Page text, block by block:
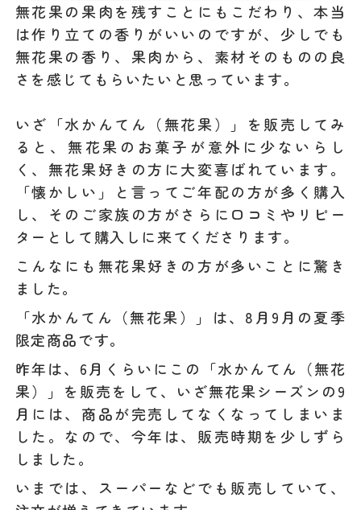
無花果の果肉を残すことにもこだわり、本当
は作り立ての香りがいいのですが、少しでも
無花果の香り、果肉から、素材そのものの良
さを感じてもらいたいと思っています。
いざ「水かんてん（無花果）」を販売してみ
ると、無花果のお菓子が意外に少ないらし
く、無花果好きの方に大変喜ばれています。
「懐かしい」と言ってご年配の方が多く購入
し、そのご家族の方がさらに口コミやリピー
ターとして購入しに来てくださります。
こんなにも無花果好きの方が多いことに驚き
ました。
「水かんてん（無花果）」は、8月9月の夏季
限定商品です。
昨年は、6月くらいにこの「水かんてん（無花
果）」を販売をして、いざ無花果シーズンの9
月には、商品が完売してなくなってしまいま
した。なので、今年は、販売時期を少しずら
しました。
いまでは、スーパーなどでも販売していて、